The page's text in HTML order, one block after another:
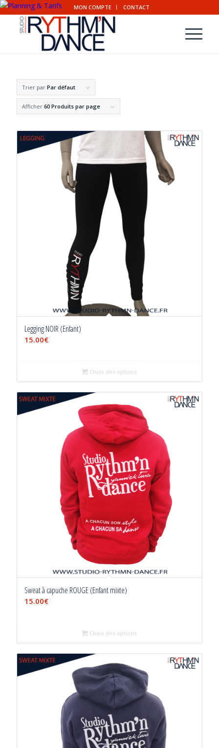
MON COMPTE CONTACT
Trier par Par défaut
Afficher 60 Produits par page
Legging NOIR (Enfant)
15.00€
Choix des options
Sweat à capuche ROUGE (Enfant mixte)
15.00€
Choix des options